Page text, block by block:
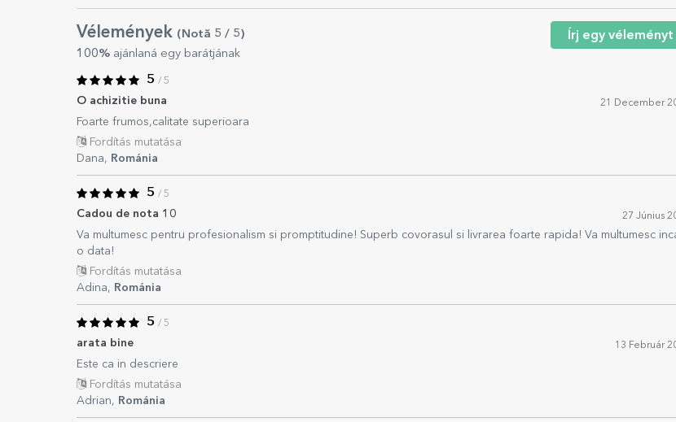
Vélemények (Notă 5 / 5)
100% ajánlaná egy barátjának
Írj egy véleményt
5 / 5
O achizitie buna 21 December
Foarte frumos,calitate superioara
Fordítás mutatása
Dana, Románia
5 / 5
Cadou de nota 10 27 Június
Va multumesc pentru profesionalism si promptitudine! Superb covorasul si livrarea foarte rapida! Va multumesc
o data!
Fordítás mutatása
Adina, Románia
5 / 5
arata bine 13 Február
Este ca in descriere
Fordítás mutatása
Adrian, Románia